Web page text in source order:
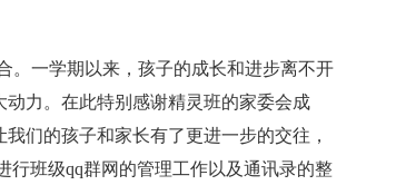
。一学期以来，孩子的成长和进步离不开
力。在此特别感谢精灵班的家委会成
们的孩子和家长有了更进一步的交往，
行班级qq群网的管理工作以及通讯录的整